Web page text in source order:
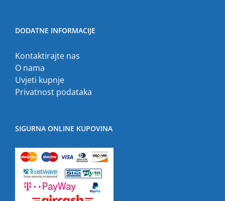
DODATNE INFORMACIJE
Kontaktirajte nas
O nama
Uvjeti kupnje
Privatnost podataka
SIGURNA ONLINE KUPOVINA